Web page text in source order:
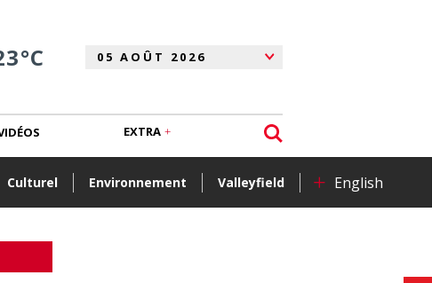
Culturel Environnement Valleyfield + English
EXTRA